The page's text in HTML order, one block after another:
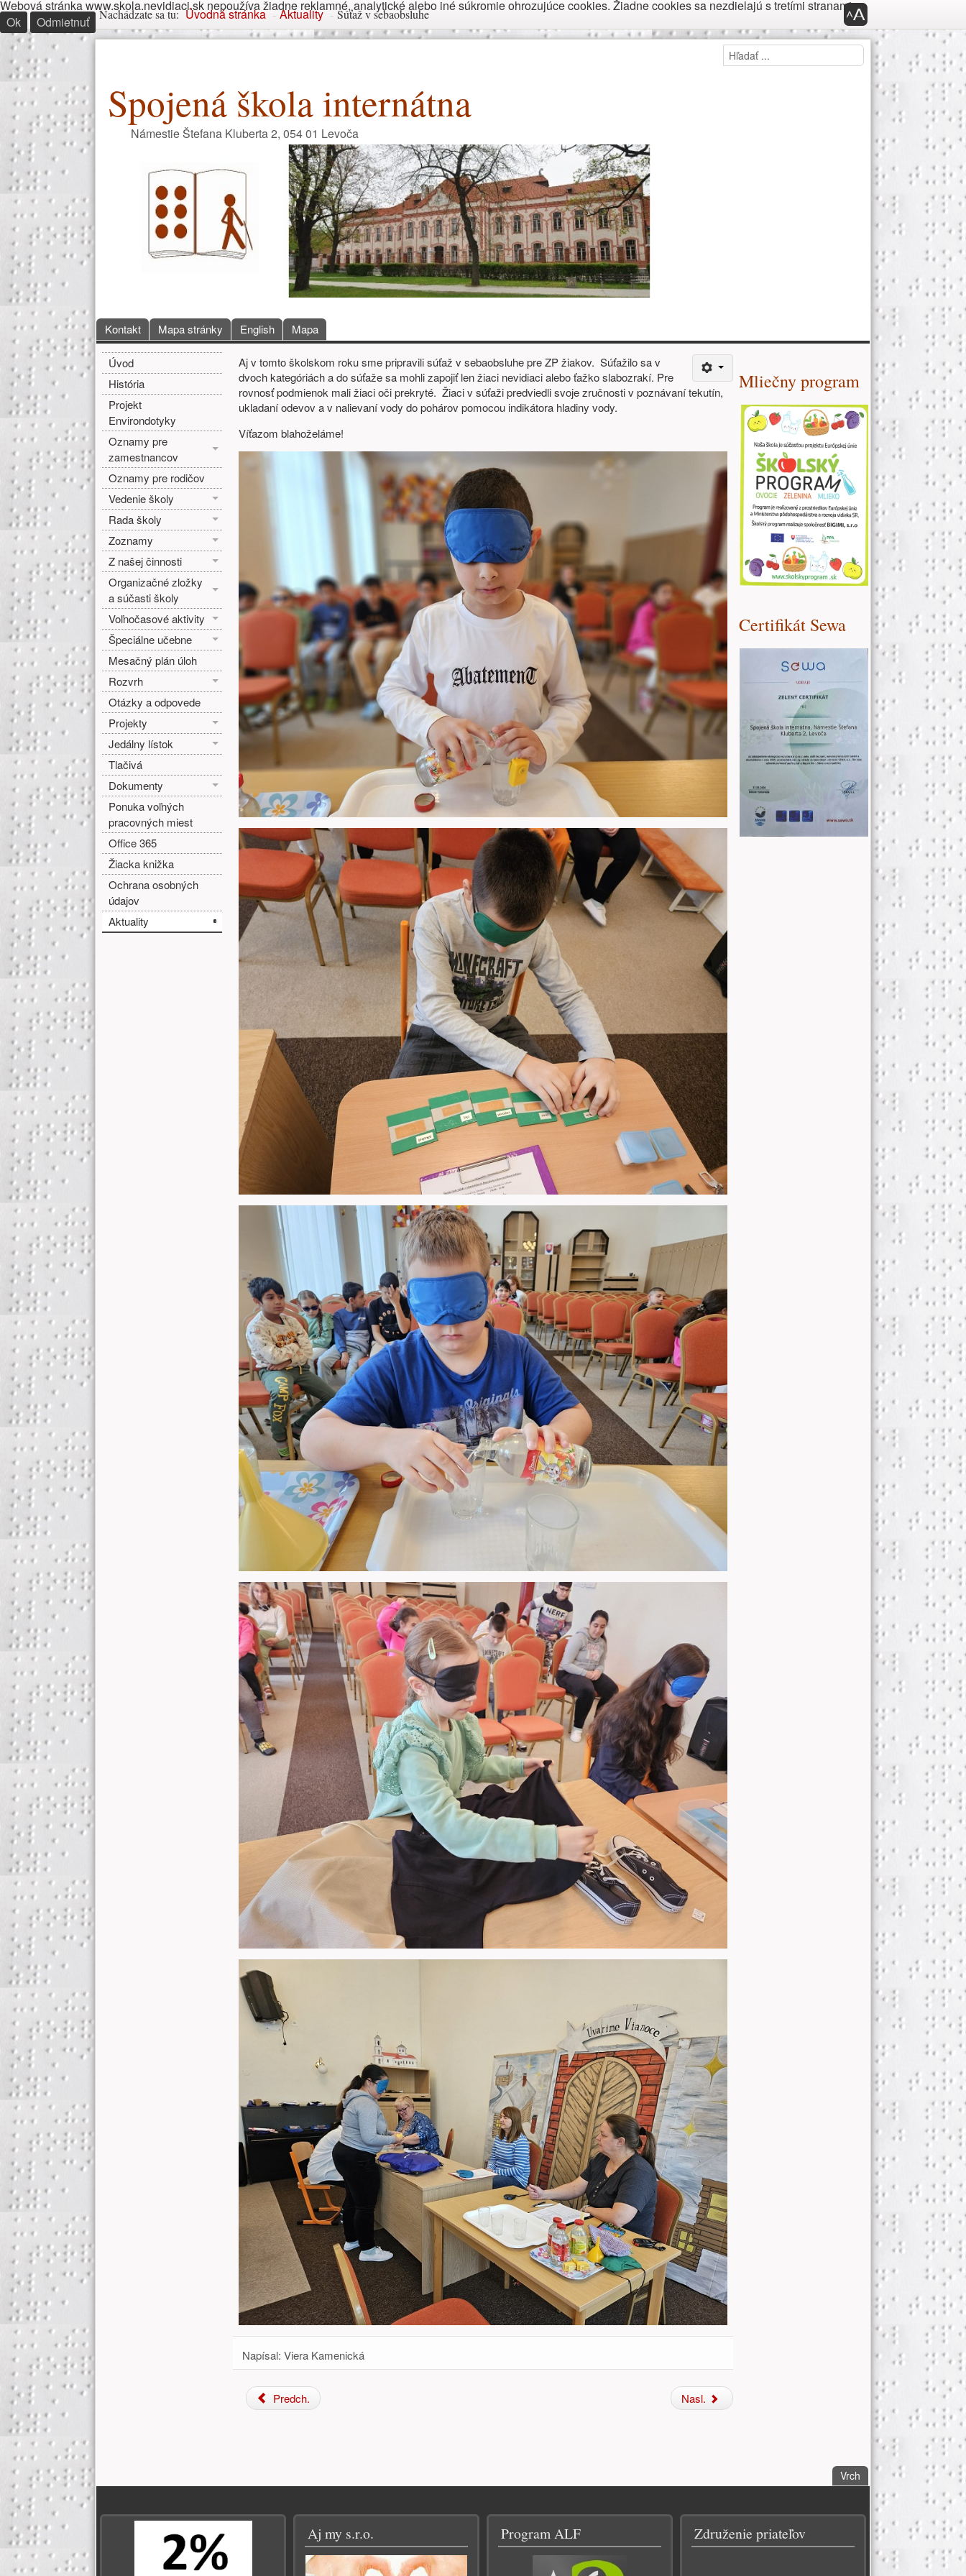
Nachádzate sa tu
Nachádzate sa tu:Úvodná stránka - Aktuality - Súťaž v sebaobsluhe Panel
Panel prístupnosti
Hľadaj
Hľadať ...
Spojená škola internátna
Námestie Štefana Kluberta 2, 054 01 Levoča
Hlavné menu
Kontakt Mapa stránky English Mapa
Bočné menu
Úvod
História
Projekt
Environdotyky
Oznamy pre
zamestnancov
Oznamy pre rodičov
Vedenie školy
Rada školy
Zoznamy
Z našej činnosti
Organizačné zložky
a súčasti školy
Voľnočasové aktivity
Špeciálne učebne
Mesačný plán úloh
Rozvrh
Otázky a odpovede
Projekty
Jedálny lístok
Tlačivá
Dokumenty
Ponuka voľných
pracovných miest
Office 365
Žiacka knižka
Ochrana osobných
údajov
Aktuality
Hlavná obsah
Aj v tomto školskom roku sme pripravili súťaž v sebaobsluhe pre ZP žiakov. Súťažilo sa v
dvoch kategóriách a do súťaže sa mohli zapojiť len žiaci nevidiaci alebo ťažko slabozrakí. Pre
rovnosť podmienok mali žiaci oči prekryté. Žiaci v súťaži predviedli svoje zručnosti v poznávaní tekutín,
ukladaní odevov a v nalievaní vody do pohárov pomocou indikátora hladiny vody.
Víťazom blahoželáme!
Napísal:Viera Kamenická
Predch. Nasl.
Ďalšie zdroje (pravý
Mliečny program
Certifikát Sewa
Vrch. Choď na vrch stánky.
Aj my s.r.o. Program ALF Združenie priateľov
Webová stránka www.skola.nevidiaci.sk nepoužíva žiadne reklamné, analytické alebo iné súkromie ohrozujúce cookies. Žiadne cookies sa nezdielajú s tretími stranami.
Ok
Odmietnuť